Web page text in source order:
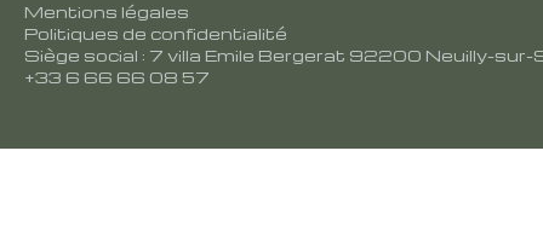
Mentions légales
Politiques de confidentialité
Siège social : 7 villa Emile Bergerat 92200 Neuilly-sur-
+33 6 66 66 08 57